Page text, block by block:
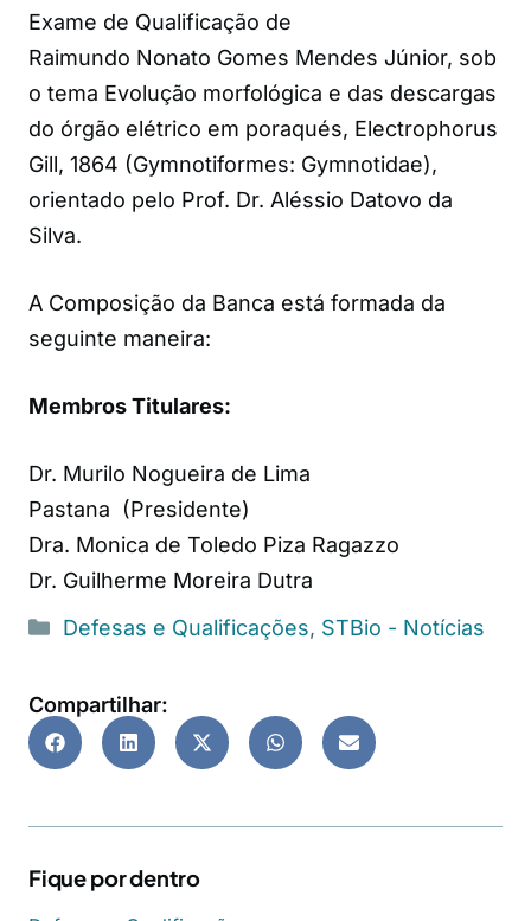
Exame de Qualificação de
Raimundo Nonato Gomes Mendes Júnior, sob
o tema Evolução morfológica e das descargas
do órgão elétrico em poraqués, Electrophorus
Gill, 1864 (Gymnotiformes: Gymnotidae),
orientado pelo Prof. Dr. Aléssio Datovo da
Silva.
A Composição da Banca está formada da
seguinte maneira:
Membros Titulares:
Dr. Murilo Nogueira de Lima
Pastana (Presidente)
Dra. Monica de Toledo Piza Ragazzo
Dr. Guilherme Moreira Dutra
Defesas e Qualificações, STBio - Notícias
Compartilhar:
Fique por dentro